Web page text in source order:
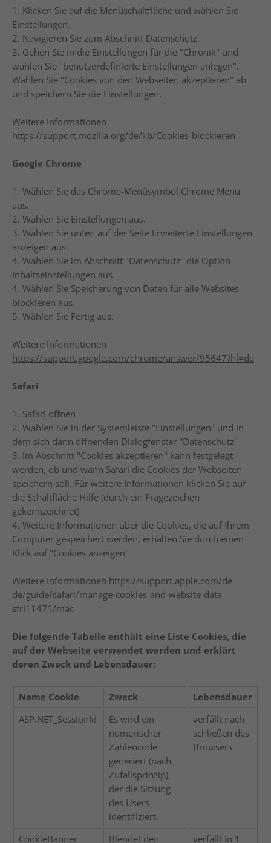
1. Klicken Sie auf die Menüschaltfläche und wählen Sie
Einstellungen.
2. Navigieren Sie zum Abschnitt Datenschutz.
3. Gehen Sie in die Einstellungen für die "Chronik" und
wählen Sie "benutzerdefinierte Einstellungen anlegen".
Wählen Sie "Cookies von den Webseiten akzeptieren" ab
und speichern Sie die Einstellungen.
Weitere Informationen
https://support.mozilla.org/de/kb/Cookies-blockieren
Google Chrome
1. Wählen Sie das Chrome-Menüsymbol Chrome Menu
aus.
2. Wählen Sie Einstellungen aus.
3. Wählen Sie unten auf der Seite Erweiterte Einstellungen
anzeigen aus.
4. Wählen Sie im Abschnitt "Datenschutz" die Option
Inhaltseinstellungen aus.
4. Wählen Sie Speicherung von Daten für alle Websites
blockieren aus.
5. Wählen Sie Fertig aus.
Weitere Informationen
https://support.google.com/chrome/answer/95647?hl=de
Safari
1. Safari öffnen
2. Wählen Sie in der Systemleiste "Einstellungen" und in
dem sich dann öffnenden Dialogfenster "Datenschutz"
3. Im Abschnitt "Cookies akzeptieren" kann festgelegt
werden, ob und wann Safari die Cookies der Webseiten
speichern soll. Für weitere Informationen klicken Sie auf
die Schaltfläche Hilfe (durch ein Fragezeichen
gekennzeichnet)
4. Weitere Informationen über die Cookies, die auf Ihrem
Computer gespeichert werden, erhalten Sie durch einen
Klick auf "Cookies anzeigen"
Weitere Informationen https://support.apple.com/de-
de/guide/safari/manage-cookies-and-website-data-
sfri11471/mac
Die folgende Tabelle enthält eine Liste Cookies, die
auf der Webseite verwendet werden und erklärt
deren Zweck und Lebensdauer:
Name Cookie Zweck
Lebensdauer
ASP.NET_SessionId
Es wird ein
numerischer
Zahlencode
generiert (nach
Zufallsprinzip),
der die Sitzung
des Users
identifiziert.
verfällt nach
schließen des
Browsers
CookieBanner
Blendet den
verfällt in 1